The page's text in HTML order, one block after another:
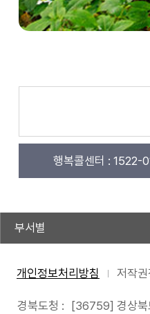
행복콜센터 : 1522-
부서별
개인정보처리방침 저작권
경북도청 : [36759] 경상북